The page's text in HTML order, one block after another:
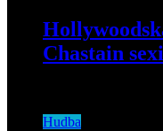
Chastain
Hudba